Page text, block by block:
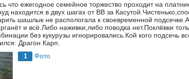
что ежегодное семейное торжество проходит на
находится в двух шагах от ВВ за
шашлык не распологала к своевременной
и всё.Либо наживки,либо поводка нет.Поклёвки
без кукурузы игнорировались.Кой кого
Драгон Карп.
1 Фото